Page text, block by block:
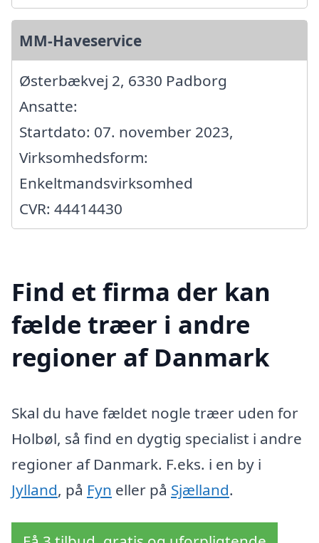
MM-Haveservice
Østerbækvej 2, 6330 Padborg
Ansatte:
Startdato: 07. november 2023,
Virksomhedsform:
Enkeltmandsvirksomhed
CVR: 44414430
Find et firma der kan
fælde træer i andre
regioner af Danmark
Skal du have fældet nogle træer uden for
Holbøl, så find en dygtig specialist i andre
regioner af Danmark. F.eks. i en by i
Jylland, på Fyn eller på Sjælland.